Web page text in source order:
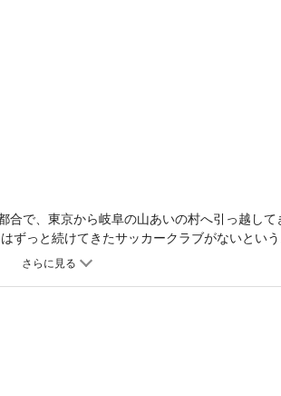
合で、東京から岐阜の山あいの村へ引っ越し
ずっと続けてきたサッカークラブがないという
子舞の見学をきっかけに、ナオコにはある願い
が交差する日々の中で、ナオコはまだ知らな
いた、美しい一作。第26回ちゅうでん児童文